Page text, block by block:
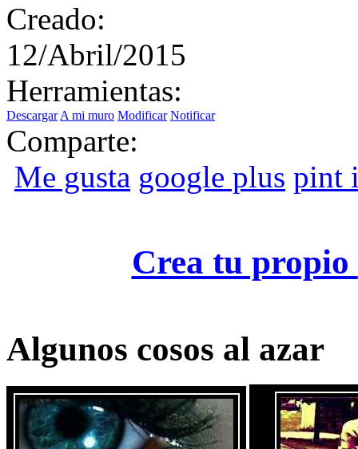
Creado:
12/Abril/2015
Herramientas:
Descargar A mi muro Modificar Notificar
Comparte:
Me gusta google plus pint
Crea tu propio
Algunos cosos al azar